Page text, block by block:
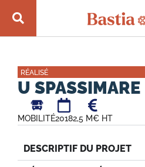
RÉALISÉ
U SPASSIMARE
MOBILITÉ20182,5 M€ HT
DESCRIPTIF DU PROJET